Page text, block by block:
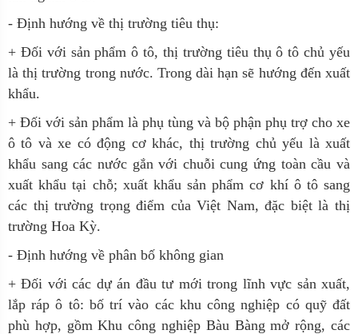
- Định hướng về thị trường tiêu thụ:
+ Đối với sản phẩm ô tô, thị trường tiêu thụ ô tô chủ yếu
là thị trường trong nước. Trong dài hạn sẽ hướng đến xuất
khẩu.
+ Đối với sản phẩm là phụ tùng và bộ phận phụ trợ cho xe
ô tô và xe có động cơ khác, thị trường chủ yếu là xuất
khẩu sang các nước gắn với chuỗi cung ứng toàn cầu và
xuất khẩu tại chỗ; xuất khẩu sản phẩm cơ khí ô tô sang
các thị trường trọng điểm của Việt Nam, đặc biệt là thị
trường Hoa Kỳ.
- Định hướng về phân bố không gian
+ Đối với các dự án đầu tư mới trong lĩnh vực sản xuất,
lắp ráp ô tô: bố trí vào các khu công nghiệp có quỹ đất
phù hợp, gồm Khu công nghiệp Bàu Bàng mở rộng, các